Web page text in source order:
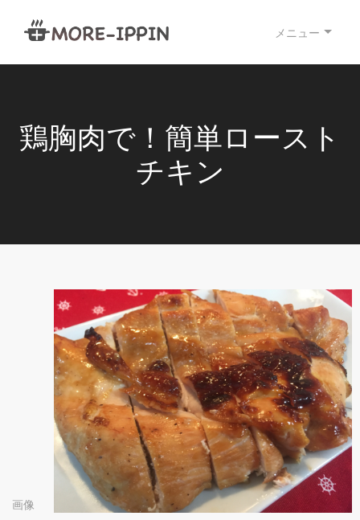
メニュー
鶏胸肉で！簡単ロースト
チキン
画像